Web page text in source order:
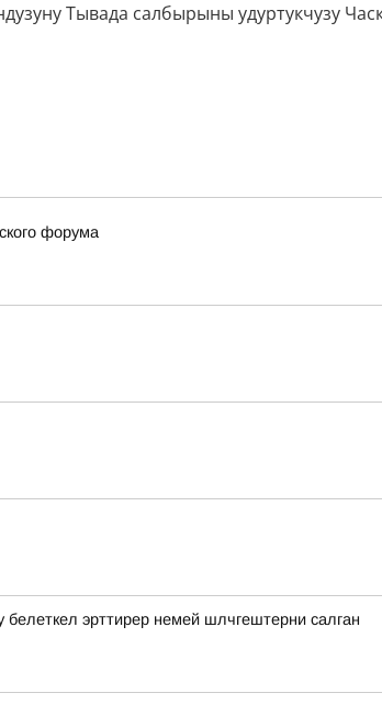
Тывада салбырыны удуртукчузу
форума
эрттирер немей шлчгештерни салган